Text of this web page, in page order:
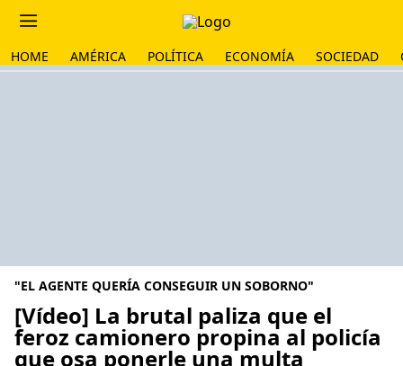
HOME AMÉRICA POLÍTICA ECONOMÍA SOCIEDAD
"EL AGENTE QUERÍA CONSEGUIR UN SOBORNO"
[Vídeo] La brutal paliza que el
feroz camionero propina al policía
que osa ponerle una multa